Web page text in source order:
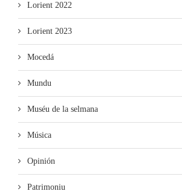
Lorient 2022
Lorient 2023
Mocedá
Mundu
Muséu de la selmana
Música
Opinión
Patrimoniu